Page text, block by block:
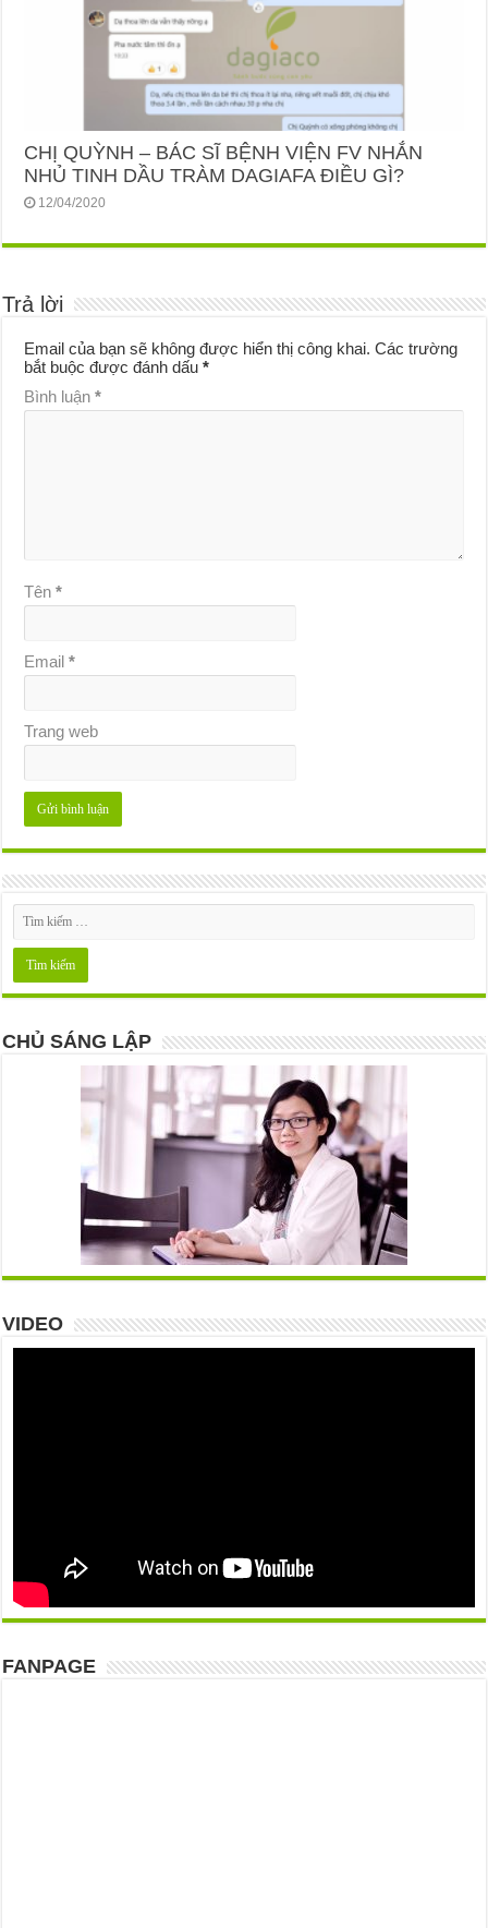
CHỊ QUỲNH – BÁC SĨ BỆNH VIỆN FV NHẮN
NHỦ TINH DẦU TRÀM DAGIAFA ĐIỀU GÌ?
12/04/2020
Trả lời
Email của bạn sẽ không được hiển thị công khai. Các trường
bắt buộc được đánh dấu*
Bình luận*
Tên*
Email*
Trang web
CHỦ SÁNG LẬP
VIDEO
FANPAGE